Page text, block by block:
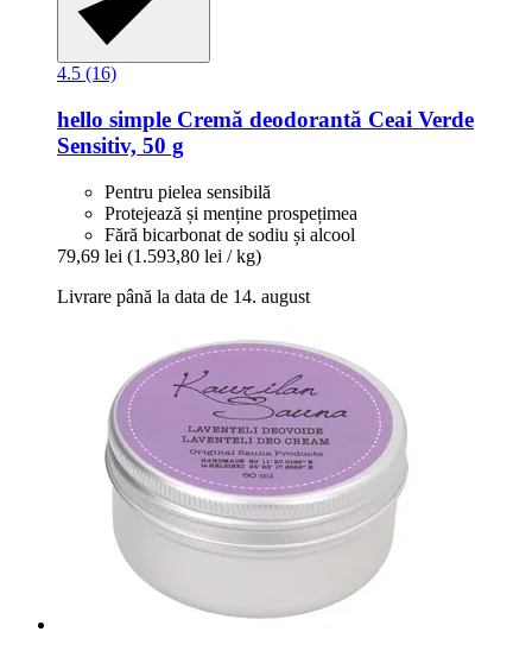
4.5 (16)
hello simple Cremă deodorantă Ceai Verde
Sensitiv, 50 g
Pentru pielea sensibilă
Protejează și menține prospețimea
Fără bicarbonat de sodiu și alcool
79,69 lei (1.593,80 lei / kg)
Livrare până la data de 14. august